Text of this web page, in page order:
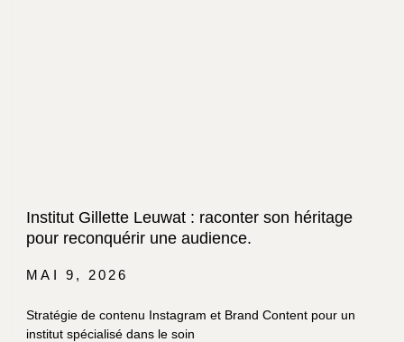
Institut Gillette Leuwat : raconter son héritage
pour reconquérir une audience.
MAI 9, 2026
Stratégie de contenu Instagram et Brand Content pour un
institut spécialisé dans le soin